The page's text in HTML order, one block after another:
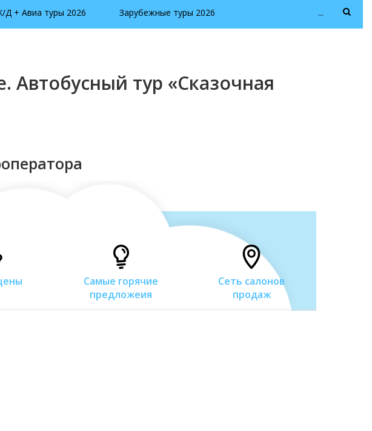
...
Д + Авиа туры 2026 Зарубежные туры 2026
Автобусный тур «Сказочная
Самые горячие
предложеия
Сеть салонов
продаж